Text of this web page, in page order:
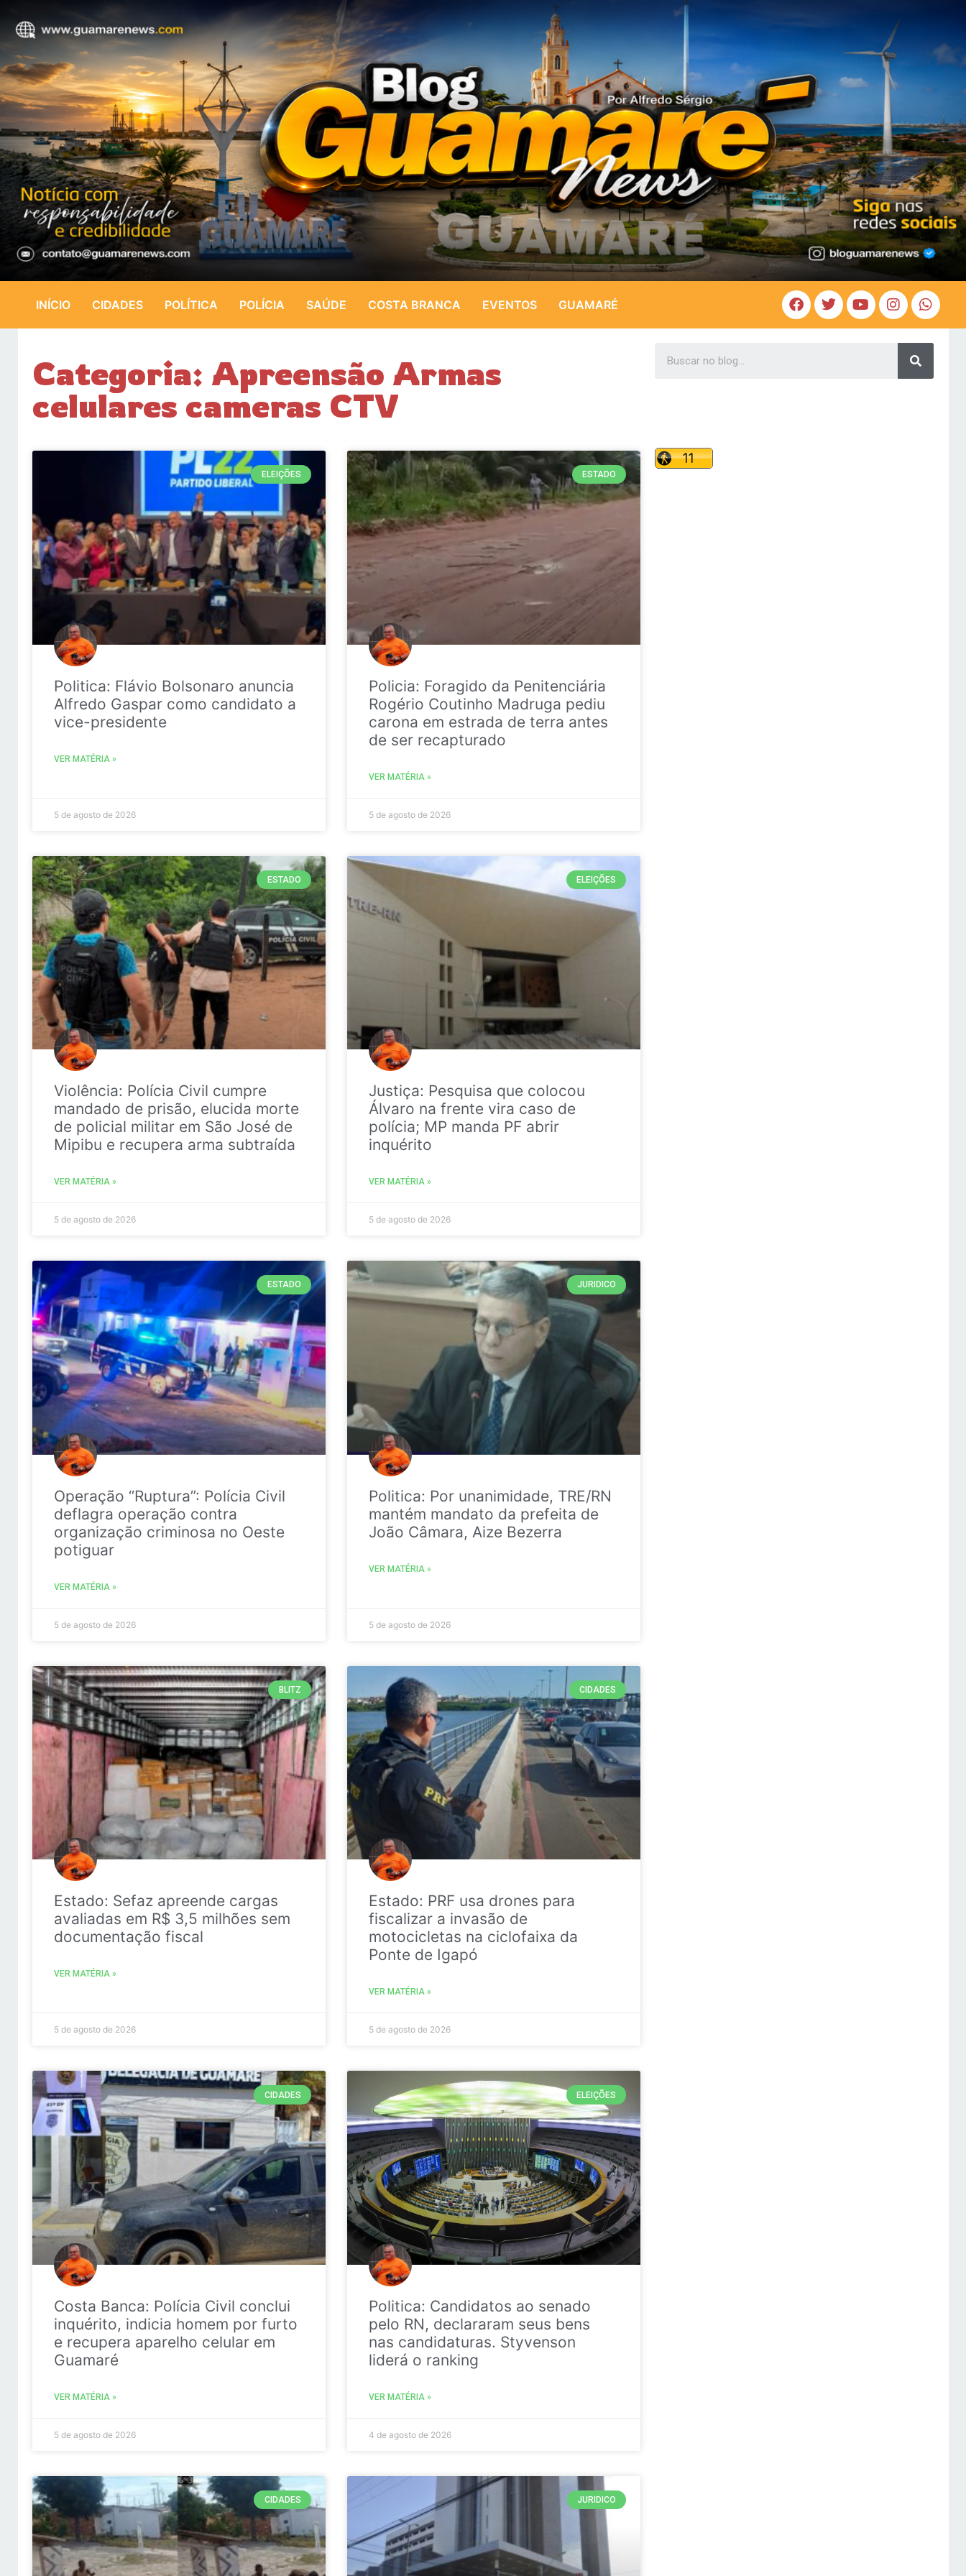
INÍCIO CIDADES POLÍTICA POLÍCIA SAÚDE COSTA BRANCA EVENTOS GUAMARÉ
Categoria: Apreensão Armas
celulares cameras CTV
ELEIÇÕES
Politica: Flávio Bolsonaro anuncia
Alfredo Gaspar como candidato a
vice-presidente
VER MATÉRIA »
5 de agosto de 2026
ESTADO
Policia: Foragido da Penitenciária
Rogério Coutinho Madruga pediu
carona em estrada de terra antes
de ser recapturado
VER MATÉRIA »
5 de agosto de 2026
ESTADO
Violência: Polícia Civil cumpre
mandado de prisão, elucida morte
de policial militar em São José de
Mipibu e recupera arma subtraída
VER MATÉRIA »
5 de agosto de 2026
ELEIÇÕES
Justiça: Pesquisa que colocou
Álvaro na frente vira caso de
polícia; MP manda PF abrir
inquérito
VER MATÉRIA »
5 de agosto de 2026
ESTADO
Operação “Ruptura”: Polícia Civil
deflagra operação contra
organização criminosa no Oeste
potiguar
VER MATÉRIA »
5 de agosto de 2026
JURIDICO
Politica: Por unanimidade, TRE/RN
mantém mandato da prefeita de
João Câmara, Aize Bezerra
VER MATÉRIA »
5 de agosto de 2026
BLITZ
Estado: Sefaz apreende cargas
avaliadas em R$ 3,5 milhões sem
documentação fiscal
VER MATÉRIA »
5 de agosto de 2026
CIDADES
Estado: PRF usa drones para
fiscalizar a invasão de
motocicletas na ciclofaixa da
Ponte de Igapó
VER MATÉRIA »
5 de agosto de 2026
CIDADES
Costa Banca: Polícia Civil conclui
inquérito, indicia homem por furto
e recupera aparelho celular em
Guamaré
VER MATÉRIA »
5 de agosto de 2026
ELEIÇÕES
Politica: Candidatos ao senado
pelo RN, declararam seus bens
nas candidaturas. Styvenson
liderá o ranking
VER MATÉRIA »
4 de agosto de 2026
CIDADES JURIDICO